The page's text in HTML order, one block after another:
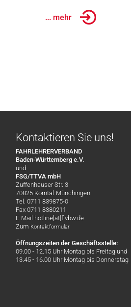
... mehr
Kontaktieren Sie uns!
FAHRLEHRERVERBAND
Baden-Württemberg e.V.
und
FSG/TTVA mbH
Zuffenhauser Str. 3
70825 Korntal-Münchingen
Tel. 0711 839875-0
Fax 0711 8380211
E-Mail hotline[at]flvbw.de
Zum Kontaktformular
Öffnungszeiten der Geschäftsstelle:
09.00 - 12.15 Uhr Montag bis Freitag und
13.45 - 16.00 Uhr Montag bis Donnerstag